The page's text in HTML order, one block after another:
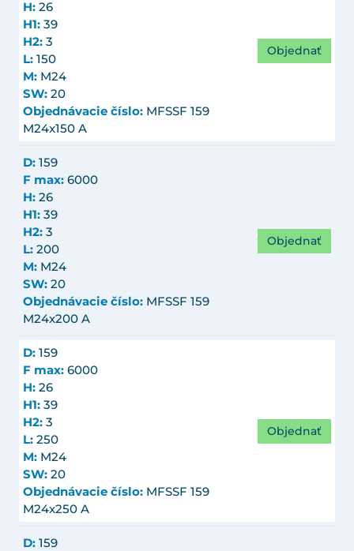
H: 26
H1: 39
H2: 3
L: 150
M: M24
SW: 20
Objednávacie číslo: MFSSF 159
M24x150 A
Objednať
D: 159
F max: 6000
H: 26
H1: 39
H2: 3
L: 200
M: M24
SW: 20
Objednávacie číslo: MFSSF 159
M24x200 A
Objednať
D: 159
F max: 6000
H: 26
H1: 39
H2: 3
L: 250
M: M24
SW: 20
Objednávacie číslo: MFSSF 159
M24x250 A
Objednať
D: 159